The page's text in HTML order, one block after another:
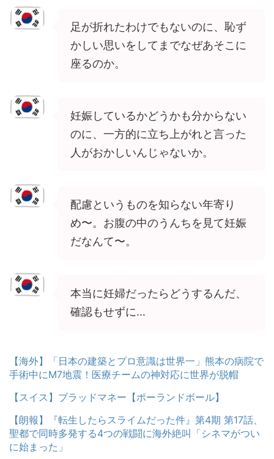
足が折れたわけでもないのに、恥ず
かしい思いをしてまでなぜあそこに
座るのか。
妊娠しているかどうかも分からない
のに、一方的に立ち上がれと言った
人がおかしいんじゃないか。
配慮というものを知らない年寄り
め〜。お腹の中のうんちを見て妊娠
だなんて〜。
本当に妊婦だったらどうするんだ、
確認もせずに…
【海外】「日本の建築とプロ意識は世界一」熊本の病院で
手術中にM7地震！医療チームの神対応に世界が脱帽
【スイス】ブラッドマネー【ポーランドボール】
【朗報】『転生したらスライムだった件』第4期 第17話、
聖都で同時多発する4つの戦闘に海外絶叫「シネマがつい
に始まった」